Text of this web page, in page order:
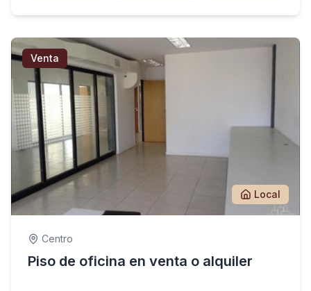
Venta
Local
Centro
Piso de oficina en venta o alquiler